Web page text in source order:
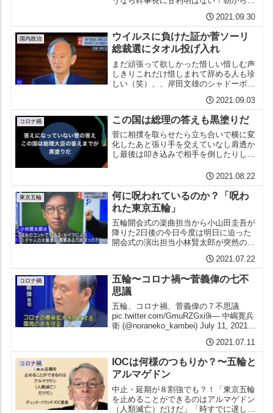
麻生支配の続く日本かな脱原発もさらに
遠のき将来にいったい何の希望ありから
きしだめな男が総理これで...
2021.09.30
国内政治
ウイルスに負けた証か菅ソーリ
総裁選にタオル投げ入れ
まだ頑張って欲しかった惜しい惜しむ声
しきりこれだけ惜しまれて辞める人も珍
しい（笑）、、岸田文雄のシャドーボク
ックダウンくらった感じか菅総裁岸田が
きのう打ち出した「病院難民ゼロ」「健
康危機管理庁」これがガツ...
2021.09.03
コロナ禍 この国は総理の答えも黒塗りだ
菅に相撲を取らせたら立ち合いで横に変
化したあと張り手を交えていなし肩透か
し最後は叩き込みで相手を倒したりして
あとにするといった取り口に違いないそ
に正面からまっこう勝負し...
2021.08.22
東京五輪
何に呪われているのか？「呪わ
れた東京五輪」
五輪開会式の楽曲担当から小山田圭吾が
降りた2日後の今日今度は明日に迫った
開会式の演出担当小林賢太郎が突然の解
2021.07.22
コロナ禍
五輪〜コロナ禍〜菅義偉の七不
思議
五輪、コロナ禍、菅義偉の７不思議
pic.twitter.com/GmuRZGxi9i— 中嶋寛兵
衛 (@noraneko_kambei) July 11, 2021五
2021.07.11
コロナ禍
IOCは何様のつもりか？〜五輪と
アルマゲドン
中止・延期が８割強でも？！「東京五輪
を止めることができるのはアルマゲドン
（人類滅亡）だけだ」「時すでに遅し」